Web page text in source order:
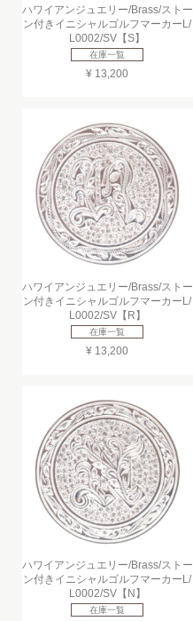
ハワイアンジュエリー/Brass/ストー
ン付きイニシャルゴルフマーカーL/
L0002/SV【S】
在庫一覧
¥ 13,200
ハワイアンジュエリー/Brass/ストー
ン付きイニシャルゴルフマーカーL/
L0002/SV【R】
在庫一覧
¥ 13,200
ハワイアンジュエリー/Brass/ストー
ン付きイニシャルゴルフマーカーL/
L0002/SV【N】
在庫一覧